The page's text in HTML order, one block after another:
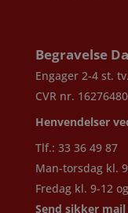
Begravelse
Engager 2-4 st.
CVR nr. 16276480
Henvendelser
Tlf.: 33 36 49 87
Man-torsdag kl.
Fredag kl. 9-12
Send sikker